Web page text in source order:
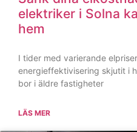
LÄS MER